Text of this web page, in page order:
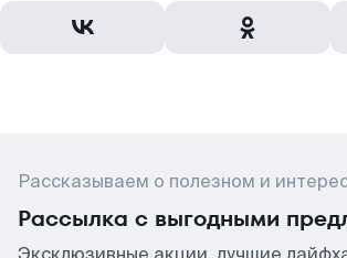
Рассказываем о полезном и
Рассылка с выгодными